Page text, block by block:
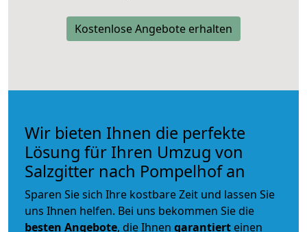
Kostenlose Angebote erhalten
Wir bieten Ihnen die perfekte
Lösung für Ihren Umzug von
Salzgitter nach Pompelhof an
Sparen Sie sich Ihre kostbare Zeit und lassen Sie
uns Ihnen helfen. Bei uns bekommen Sie die
besten Angebote, die Ihnen garantiert einen